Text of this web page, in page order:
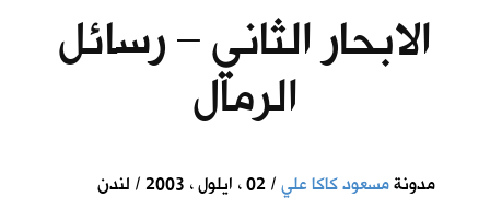
الابحار الثاني – رسائل
الرمال
مدونةمسعود كاكا علي/ 02 ، ايلول ، 2003 / لندن